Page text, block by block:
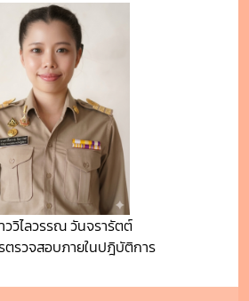
ววิไลวรรณ วันจรารัตต์
ตรวจสอบภายในปฎิบัติการ